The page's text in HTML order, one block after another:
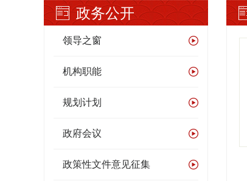
政务公开
领导之窗
机构职能
规划计划
政府会议
政策性文件意见征集